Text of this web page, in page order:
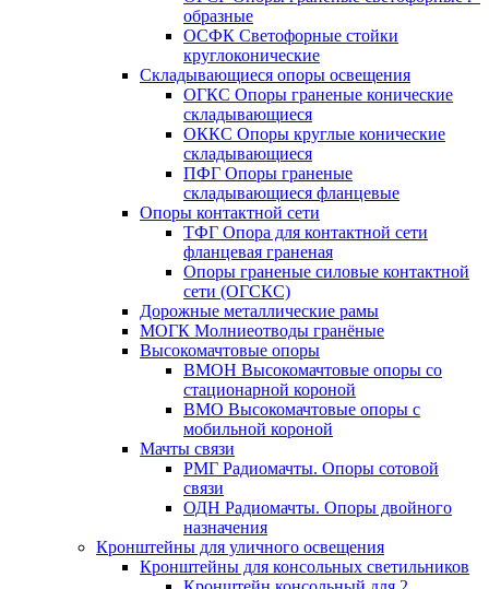
образные
ОСФК Светофорные стойки
круглоконические
Складывающиеся опоры освещения
ОГКС Опоры граненые конические
складывающиеся
ОККС Опоры круглые конические
складывающиеся
ПФГ Опоры граненые
складывающиеся фланцевые
Опоры контактной сети
ТФГ Опора для контактной сети
фланцевая граненая
Опоры граненые силовые контактной
сети (ОГСКС)
Дорожные металлические рамы
МОГК Молниеотводы гранёные
Высокомачтовые опоры
ВМОН Высокомачтовые опоры со
стационарной короной
ВМО Высокомачтовые опоры с
мобильной короной
Мачты связи
РМГ Радиомачты. Опоры сотовoй
связи
ОДН Радиомачты. Опоры двойного
назначения
Кронштейны для уличного освещения
Кронштейны для консольных светильников